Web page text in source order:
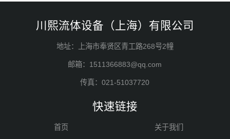
川熙流体设备（上海）有限公司
地址：上海市奉贤区青工路268号2幢
邮箱：1511366883@qq.com
传真：021-51037720
快速链接
首页 关于我们